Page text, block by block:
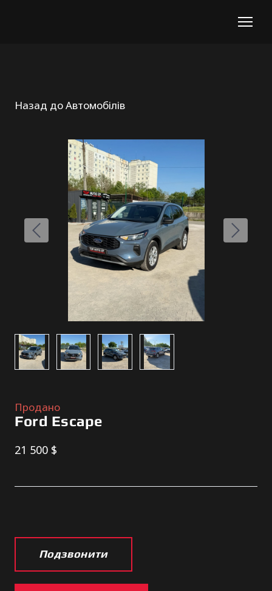
Назад до Автомобілів
Продано
Ford Escape
21 500 $
Подзвонити